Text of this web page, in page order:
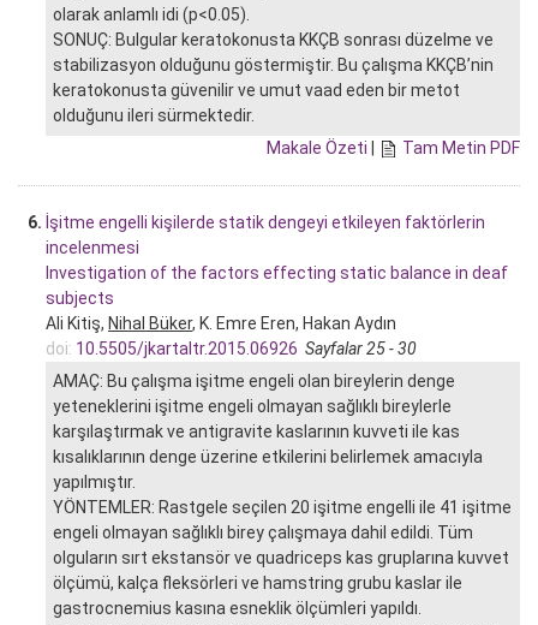
olarak anlamlı idi (p<0.05).
SONUÇ: Bulgular keratokonusta KKÇB sonrası düzelme ve
stabilizasyon olduğunu göstermiştir. Bu çalışma KKÇB’nin
keratokonusta güvenilir ve umut vaad eden bir metot
olduğunu ileri sürmektedir.
Makale Özeti | Tam Metin PDF
6. İşitme engelli kişilerde statik dengeyi etkileyen faktörlerin
incelenmesi
Investigation of the factors effecting static balance in deaf
subjects
Ali Kitiş, Nihal Büker, K. Emre Eren, Hakan Aydın
doi: 10.5505/jkartaltr.2015.06926 Sayfalar 25 - 30
AMAÇ: Bu çalışma işitme engeli olan bireylerin denge
yeteneklerini işitme engeli olmayan sağlıklı bireylerle
karşılaştırmak ve antigravite kaslarının kuvveti ile kas
kısalıklarının denge üzerine etkilerini belirlemek amacıyla
yapılmıştır.
YÖNTEMLER: Rastgele seçilen 20 işitme engelli ile 41 işitme
engeli olmayan sağlıklı birey çalışmaya dahil edildi. Tüm
olguların sırt ekstansör ve quadriceps kas gruplarına kuvvet
ölçümü, kalça fleksörleri ve hamstring grubu kaslar ile
gastrocnemius kasına esneklik ölçümleri yapıldı.